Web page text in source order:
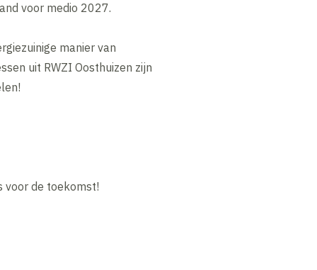
voor medio 2027.
manier van
uit RWZI Oosthuizen zijn
voor de toekomst!